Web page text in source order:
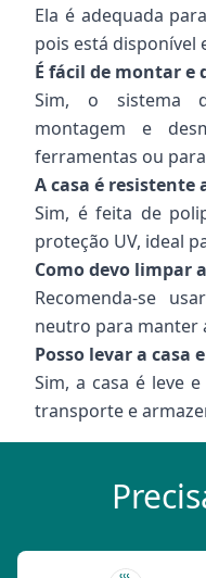
Ela é adequada
pois está disponível
É fácil de montar e
Sim, o sistema
montagem e
ferramentas ou
A casa é resistente
Sim, é feita de
proteção UV, ideal
Como devo limpar
Recomenda-se
neutro para manter
Posso levar a casa
Sim, a casa é leve
transporte e